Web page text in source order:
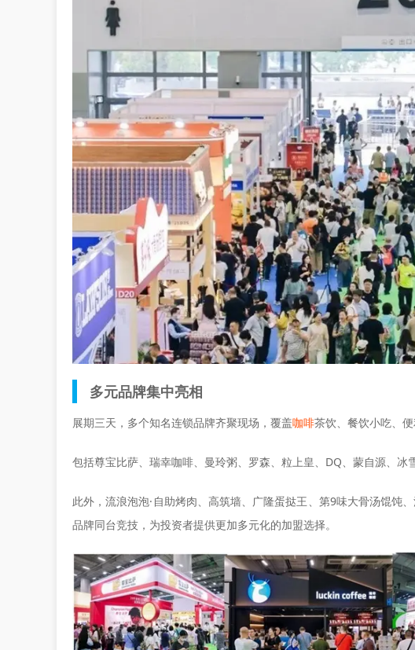
多元品牌集中亮相
展期三天，多个知名连锁品牌齐聚现场，覆盖咖啡茶饮、餐饮小吃、
包括尊宝比萨、瑞幸咖啡、曼玲粥、罗森、粒上皇、DQ、蒙自源、冰
此外，流浪泡泡·自助烤肉、高筑墙、广隆蛋挞王、第9味大骨汤馄饨
品牌同台竞技，为投资者提供更加多元化的加盟选择。